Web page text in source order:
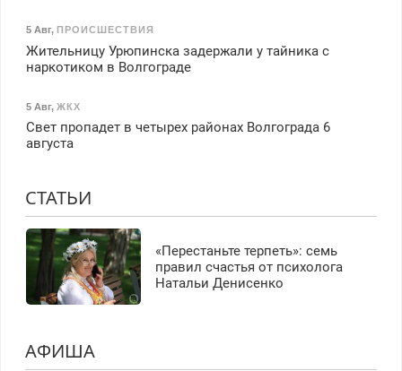
5 Авг, ПРОИСШЕСТВИЯ
Жительницу Урюпинска задержали у тайника с
наркотиком в Волгограде
5 Авг, ЖКХ
Свет пропадет в четырех районах Волгограда 6
августа
СТАТЬИ
«Перестаньте терпеть»: семь
правил счастья от психолога
Натальи Денисенко
АФИША